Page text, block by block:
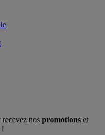
recevez nos promotions et
!